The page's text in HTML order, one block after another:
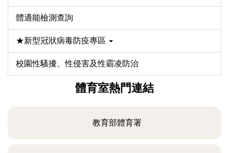
體適能檢測查詢
★新型冠狀病毒防疫專區
校園性騷擾、性侵害及性霸凌防治
體育室熱門連結
教育部體育署